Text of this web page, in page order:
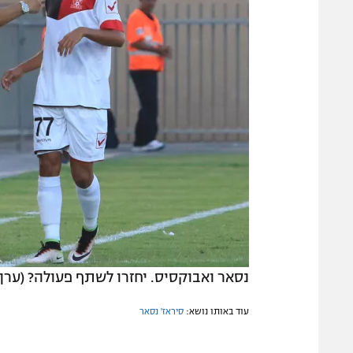
נסאר ואבוקסיס. יחזרו לשתף פעולה?
עוד באותו נושא: סיראז' נסאר